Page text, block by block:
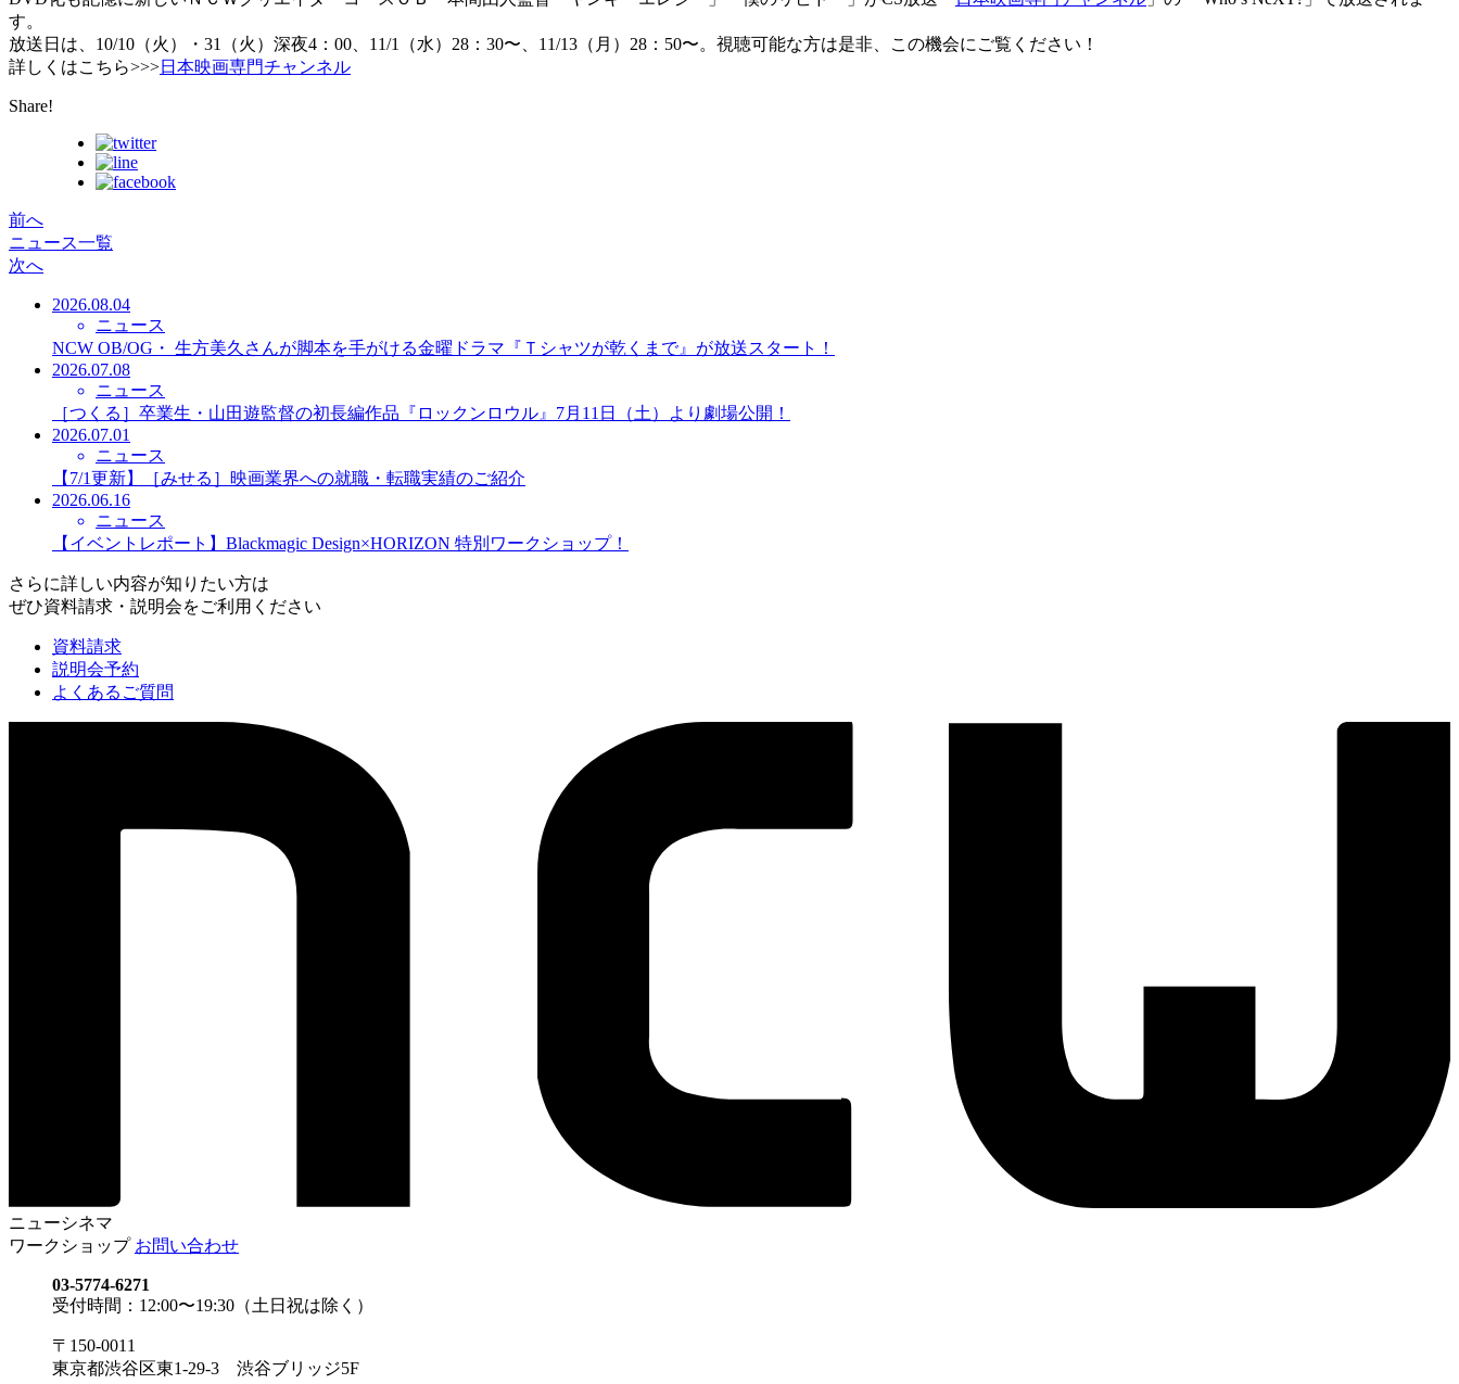
す。
放送日は、10/10（火）・31（火）深夜4：00、11/1（水）28：30〜、11/13（月）28：50〜。視聴可能な方は是非、この機会にご覧ください！
詳しくはこちら>>>日本映画専門チャンネル
Share!
前へ
ニュース一覧
次へ
2026.08.04
ニュース
NCW OB/OG・ 生方美久さんが脚本を手がける金曜ドラマ『Ｔシャツが乾くまで』が放送スタート！
2026.07.08
ニュース
［つくる］卒業生・山田遊監督の初長編作品『ロックンロウル』7月11日（土）より劇場公開！
2026.07.01
ニュース
【7/1更新】［みせる］映画業界への就職・転職実績のご紹介
2026.06.16
ニュース
【イベントレポート】Blackmagic Design×HORIZON 特別ワークショップ！
さらに詳しい内容が知りたい方は
ぜひ資料請求・説明会をご利用ください
資料請求
説明会予約
よくあるご質問
ニューシネマ
ワークショップ お問い合わせ
03-5774-6271
受付時間：12:00〜19:30（土日祝は除く）
〒150-0011
東京都渋谷区東1-29-3 渋谷ブリッジ5F